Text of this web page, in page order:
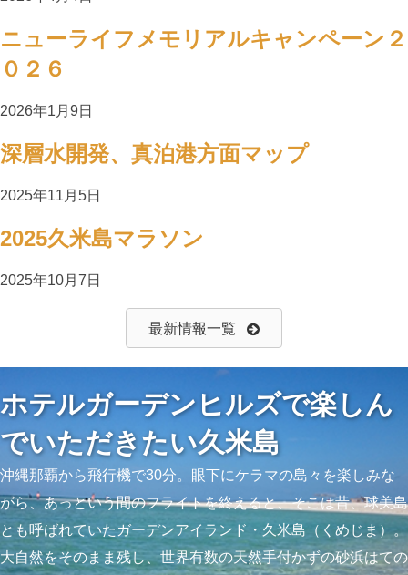
ニューライフメモリアルキャンペーン２
０２６
2026年1月9日
深層水開発、真泊港方面マップ
2025年11月5日
2025久米島マラソン
2025年10月7日
最新情報一覧
ホテルガーデンヒルズで楽しん
でいただきたい久米島
沖縄那覇から飛行機で30分。眼下にケラマの島々を楽しみな
がら、あっという間のフライトを終えると、そこは昔、球美島
とも呼ばれていたガーデンアイランド・久米島（くめじま）。
大自然をそのまま残し、世界有数の天然手付かずの砂浜はての